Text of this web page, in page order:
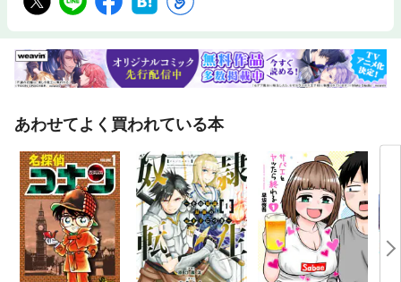
を多数掲載。次のラウンドですぐに試してみたくなる、ビギナーからベテ
あわせてよく買われている本